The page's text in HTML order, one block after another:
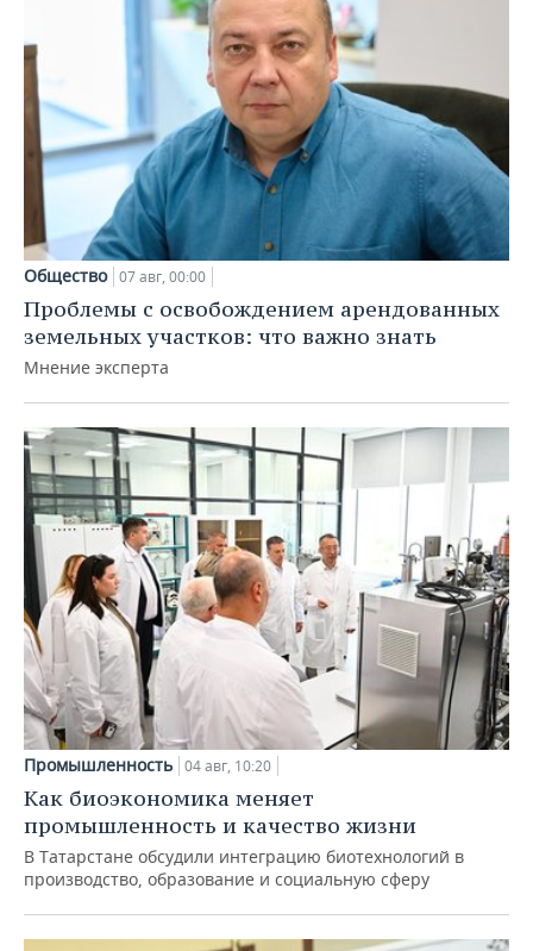
Общество 07 авг, 00:00
Проблемы с освобождением арендованных
земельных участков: что важно знать
Мнение эксперта
Промышленность 04 авг, 10:20
Как биоэкономика меняет
промышленность и качество жизни
В Татарстане обсудили интеграцию биотехнологий в
производство, образование и социальную сферу